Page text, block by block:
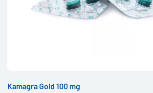
Kamagra Gold 100 mg